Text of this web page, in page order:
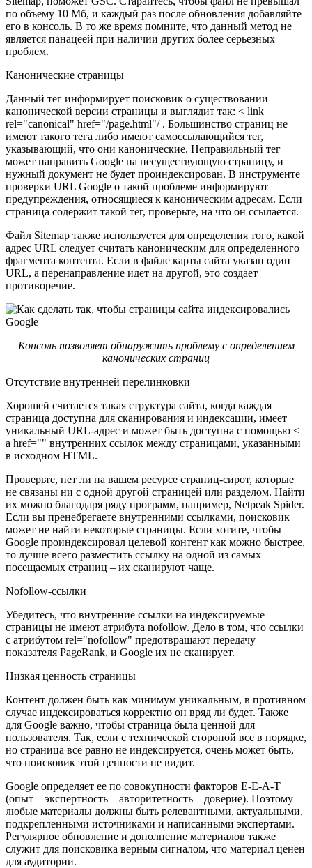
по объему 10 Мб, и каждый раз после обновления добавляйте
его в консоль. В то же время помните, что данный метод не
является панацеей при наличии других более серьезных
проблем.
Канонические страницы
Данный тег информирует поисковик о существовании
канонической версии страницы и выглядит так: < link
rel="canonical" href="/page.html"/ . Большинство страниц не
имеют такого тега либо имеют самоссылающийся тег,
указывающий, что они канонические. Неправильный тег
может направить Google на несуществующую страницу, и
нужный документ не будет проиндексирован. В инструменте
проверки URL Google о такой проблеме информируют
предупреждения, относящиеся к каноническим адресам. Если
страница содержит такой тег, проверьте, на что он ссылается.
Файл Sitemap также используется для определения того, какой
адрес URL следует считать каноническим для определенного
фрагмента контента. Если в файле карты сайта указан один
URL, а перенаправление идет на другой, это создает
противоречие.
Консоль позволяет обнаружить проблему с определением
канонических страниц
Отсутствие внутренней перелинковки
Хорошей считается такая структура сайта, когда каждая
страница доступна для сканирования и индексации, имеет
уникальный URL-адрес и может быть доступна с помощью <
a href="" внутренних ссылок между страницами, указaнными
в исходном HTML.
Проверьте, нет ли на вашем ресурсе страниц-сирот, которые
не связаны ни с одной другой страницей или разделом. Найти
их можно благодаря ряду программ, например, Netpeak Spider.
Если вы пренебрегаете внутренними ссылками, поисковик
может не найти некоторые страницы. Если хотите, чтобы
Google проиндексировал целевой контент как можно быстрее,
то лучше всего разместить ссылку на одной из самых
посещаемых страниц – их сканируют чаще.
Nofollow-ссылки
Убедитесь, что внутренние ссылки на индексируемые
страницы не имеют атрибута nofollow. Дело в том, что ссылки
с атрибутом rel="nofollow" предотвращают передачу
показателя PageRank, и Google их не сканирует.
Низкая ценность страницы
Контент должен быть как минимум уникальным, в противном
случае индексироваться корректно он вряд ли будет. Также
для Google важно, чтобы страница была ценной для
пользователя. Так, если с технической стороной все в порядке,
но страница все равно не индексируется, очень может быть,
что поисковик этой ценности не видит.
Google определяет ее по совокупности факторов E-E-A-T
(опыт – экспертность – авторитетность – доверие). Поэтому
любые материалы должны быть релевантными, актуальными,
подкрепленными источниками и написанными экспертами.
Регулярное обновление и дополнение материалов также
служит для поисковика верным сигналом, что материал ценен
для аудитории.